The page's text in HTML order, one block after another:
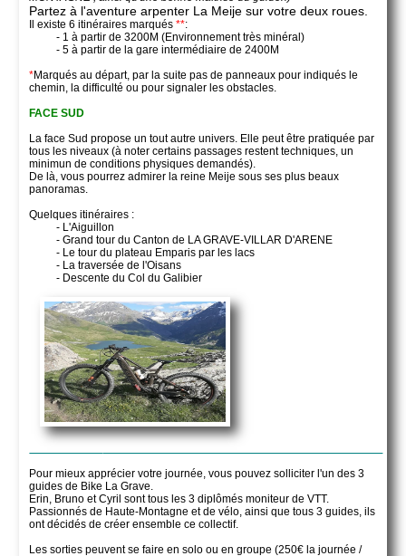
Partez à l'aventure arpenter La Meije sur votre deux roues.
Il existe 6 itinéraires marqués**:
- 1 à partir de 3200M (Environnement très minéral)
- 5 à partir de la gare intermédiaire de 2400M
*Marqués au départ, par la suite pas de panneaux pour indiqués le
chemin, la difficulté ou pour signaler les obstacles.
FACE SUD
La face Sud propose un tout autre univers. Elle peut être pratiquée par
tous les niveaux (à noter certains passages restent techniques, un
minimun de conditions physiques demandés).
De là, vous pourrez admirer la reine Meije sous ses plus beaux
panoramas.
Quelques itinéraires :
- L'Aiguillon
- Grand tour du Canton de LA GRAVE-VILLAR D'ARENE
- Le tour du plateau Emparis par les lacs
- La traversée de l'Oisans
- Descente du Col du Galibier
Pour mieux apprécier votre journée, vous pouvez solliciter l'un des 3
guides de Bike La Grave.
Erin, Bruno et Cyril sont tous les 3 diplômés moniteur de VTT.
Passionnés de Haute-Montagne et de vélo, ainsi que tous 3 guides, ils
ont décidés de créer ensemble ce collectif.
Les sorties peuvent se faire en solo ou en groupe (250€ la journée /